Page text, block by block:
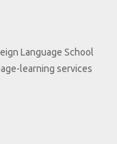
Language School
learning services